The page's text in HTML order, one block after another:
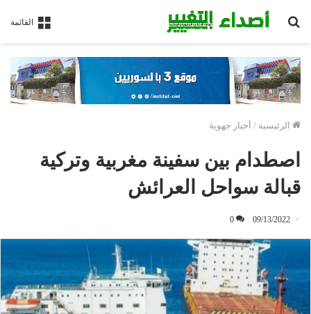
القائمة
الرئيسية / أخبار جهوية
اصطدام بين سفينة مغربية وتركية
قبالة سواحل العرائش
09/13/2022
0